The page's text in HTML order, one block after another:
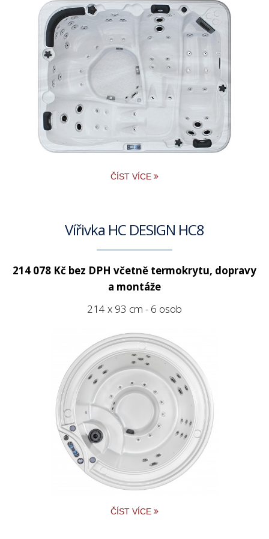
ČÍST VÍCE
Vířivka HC DESIGN HC8
214 078 Kč bez DPH včetně termokrytu, dopravy
a montáže
214 x 93 cm - 6 osob
ČÍST VÍCE